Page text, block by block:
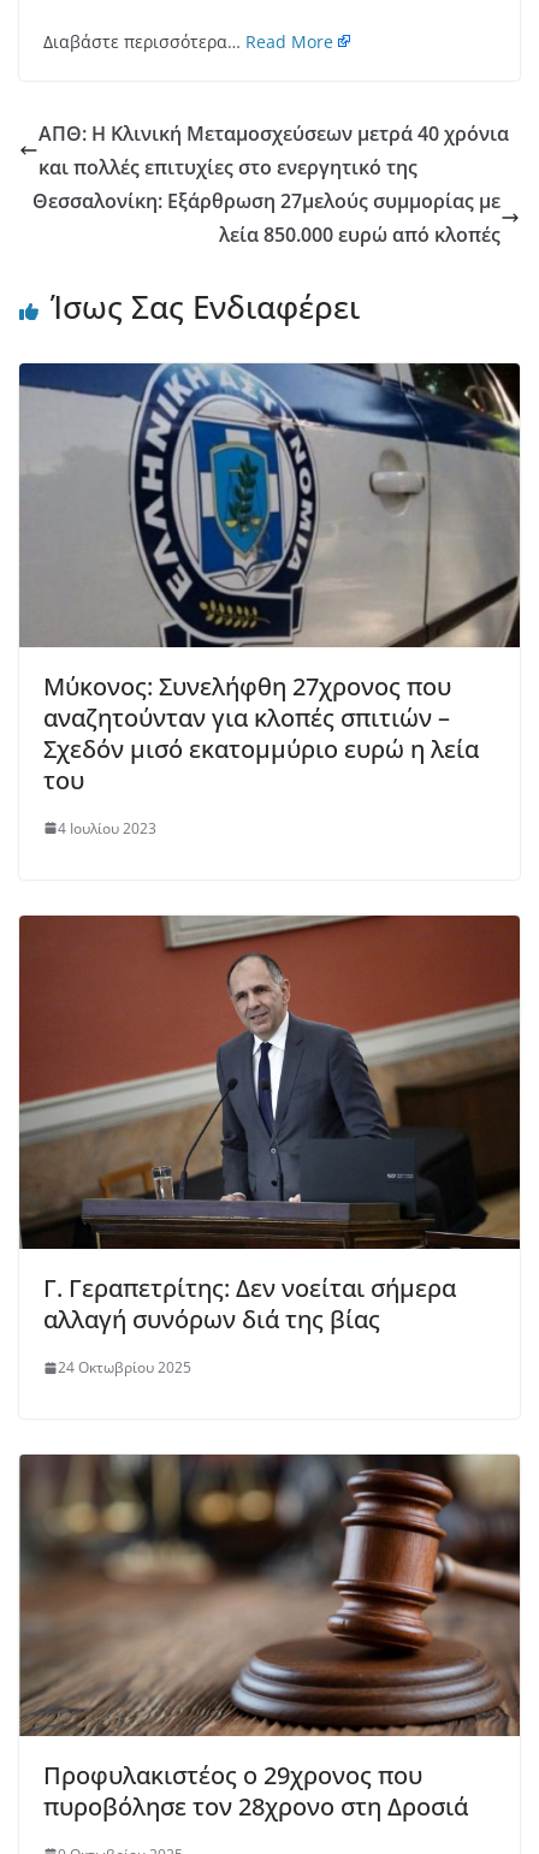
Διαβάστε περισσότερα… Read More
ΑΠΘ: Η Κλινική Μεταμοσχεύσεων μετρά 40 χρόνια
και πολλές επιτυχίες στο ενεργητικό της
Θεσσαλονίκη: Εξάρθρωση 27μελούς συμμορίας με
λεία 850.000 ευρώ από κλοπές
Ίσως Σας Ενδιαφέρει
Μύκονος: Συνελήφθη 27χρονος που
αναζητούνταν για κλοπές σπιτιών –
Σχεδόν μισό εκατομμύριο ευρώ η λεία
του
4 Ιουλίου 2023
Γ. Γεραπετρίτης: Δεν νοείται σήμερα
αλλαγή συνόρων διά της βίας
24 Οκτωβρίου 2025
Προφυλακιστέος ο 29χρονος που
πυροβόλησε τον 28χρονο στη Δροσιά